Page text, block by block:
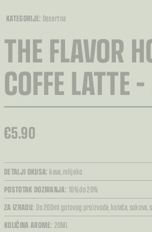
KATEGORIJE: Desertna
THE FLAVOR
COFFE LATTE
€5.90
DETALJI OKUSA: kava,mlijeko
POSTOTAK DOZIRANJA: 10% do 20%
ZA IZRADU: Do 200ml gotovog proizvoda,kolača,sokova,
KOLIČINA AROME: 20ML